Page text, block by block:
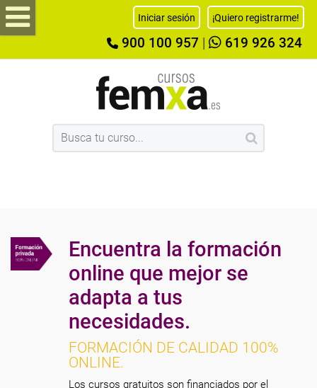
Iniciar sesión ¡Quiero registrarme!
900 100 957 619 926 324
Encuentra la formación
online que mejor se
adapta a tus
necesidades.
FORMACIÓN DE CALIDAD 100%
ONLINE.
Los cursos gratuitos son financiados por el